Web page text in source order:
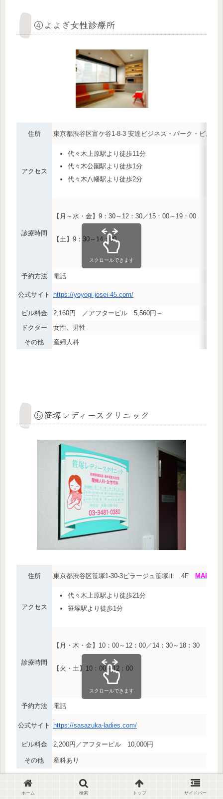
④よよぎ女性診療所
住所 東京都渋谷区富ケ谷1-8-3 安達ビジネス・パーク・ビル
アクセス
代々木上原駅より徒歩11分
代々木公園駅より徒歩1分
代々木八幡駅より徒歩2分
診療時間
【月～水・金】9：30～12：30／15：00～19：00
【土】9：30～14：00
予約方法 電話
公式サイト https://yoyogi-josei-45.com/
ピル料金
2,160円 ／アフターピル 5,560円～
ドクター
女性、男性
その他
産婦人科
スクロールできます
⑤笹塚レディースクリニック
住所 東京都渋谷区笹塚1-30-3ビラージュ笹塚Ⅲ 4F MAP
アクセス
代々木上原駅より徒歩21分
笹塚駅より徒歩1分
診療時間
【月・木・金】10：00～12：00／14：30～18：30
【火・土】10：00～12：00
予約方法 電話
公式サイト https://sasazuka-ladies.com/
ピル料金 2,200円／アフターピル 10,000円
その他 産科あり
スクロールできます
ホーム 検索 トップ サイドバー